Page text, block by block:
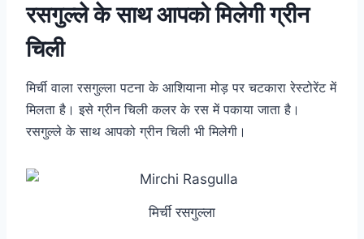
रसगुल्ले के साथ आपको मिलेगी ग्रीन
चिली
मिर्ची वाला रसगुल्ला पटना के आशियाना मोड़ पर चटकारा रेस्टोरेंट में
मिलता है।इसे ग्रीन चिली कलर के रस में पकाया जाता है।
रसगुल्ले के साथ आपको ग्रीन चिली भी मिलेगी।
मिर्ची रसगुल्ला